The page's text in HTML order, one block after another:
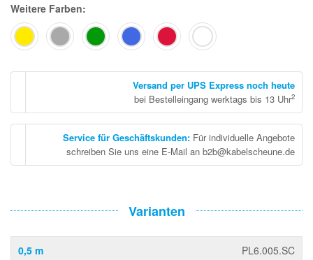
Weitere Farben:
Versand per UPS Express noch heute
bei Bestelleingang werktags bis 13 Uhr2
Service für Geschäftskunden: Für individuelle Angebote
schreiben Sie uns eine E-Mail an b2b@kabelscheune.de
Varianten
0,5 m
PL6.005.SC